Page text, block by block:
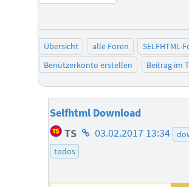
Übersicht alle Foren SELFHTML-
Benutzerkonto erstellen
Beitrag im
Selfhtml Download
TS Homepage
des
03.02.2017 13:34
todos